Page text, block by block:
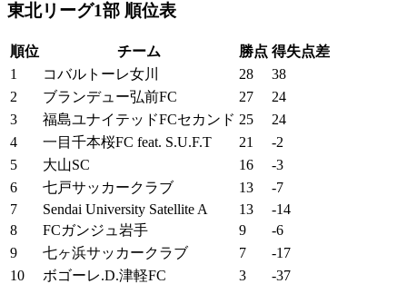
東北リーグ1部 順位表
順位 チーム 勝点 得失点差
1
コバルトーレ女川 28
38
2
ブランデュー弘前FC 27
24
3
福島ユナイテッドFCセカンド 25
24
4
一目千本桜FC feat. S.U.F.T 21
-2
5
大山SC 16
-3
6
七戸サッカークラブ 13
-7
7
Sendai University Satellite A 13
-14
8
FCガンジュ岩手 9
-6
9
七ヶ浜サッカークラブ 7
-17
10
ボゴーレ.D.津軽FC 3
-37